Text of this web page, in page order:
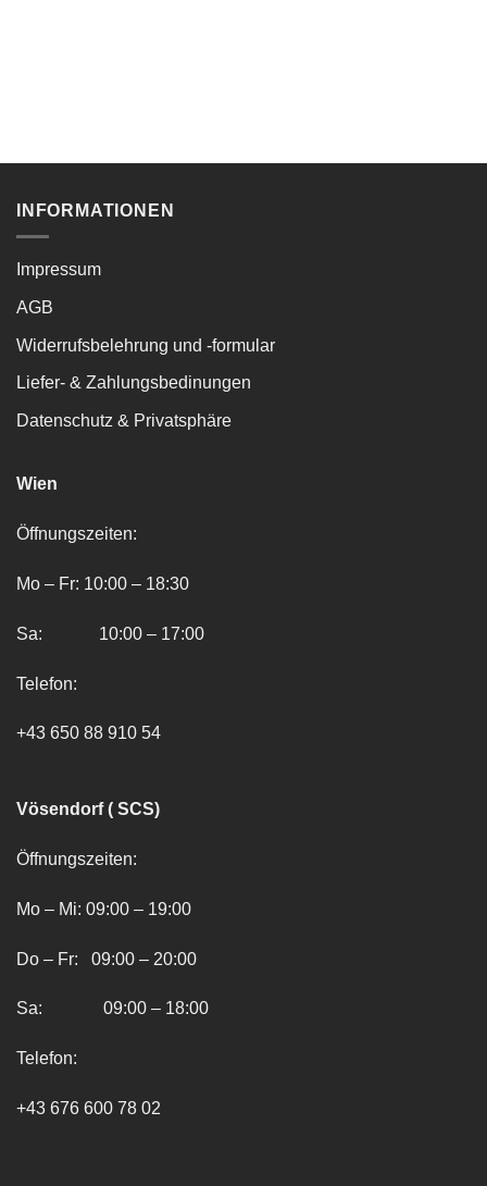
INFORMATIONEN
Impressum
AGB
Widerrufsbelehrung und -formular
Liefer- & Zahlungsbedinungen
Datenschutz & Privatsphäre
Wien
Öffnungszeiten:
Mo – Fr: 10:00 – 18:30
Sa: 10:00 – 17:00
Telefon:
+43 650 88 910 54
Vösendorf ( SCS)
Öffnungszeiten:
Mo – Mi: 09:00 – 19:00
Do – Fr: 09:00 – 20:00
Sa: 09:00 – 18:00
Telefon:
+43 676 600 78 02